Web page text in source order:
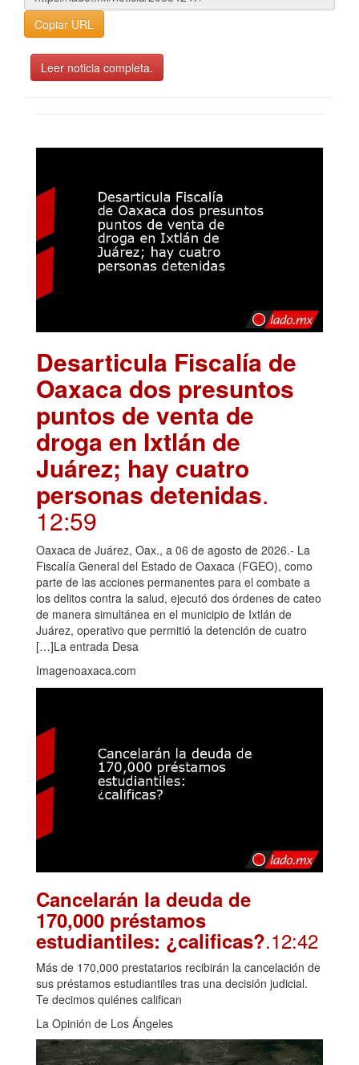
Copiar URL
Leer noticia completa.
Desarticula Fiscalía de
Oaxaca dos presuntos
puntos de venta de
droga en Ixtlán de
Juárez; hay cuatro
personas detenidas.
12:59
Oaxaca de Juárez, Oax., a 06 de agosto de 2026.- La
Fiscalía General del Estado de Oaxaca (FGEO), como
parte de las acciones permanentes para el combate a
los delitos contra la salud, ejecutó dos órdenes de cateo
de manera simultánea en el municipio de Ixtlán de
Juárez, operativo que permitió la detención de cuatro
[…]La entrada Desa
Imagenoaxaca.com
Cancelarán la deuda de
170,000 préstamos
estudiantiles: ¿calificas?.12:42
Más de 170,000 prestatarios recibirán la cancelación de
sus préstamos estudiantiles tras una decisión judicial.
Te decimos quiénes califican
La Opinión de Los Ángeles